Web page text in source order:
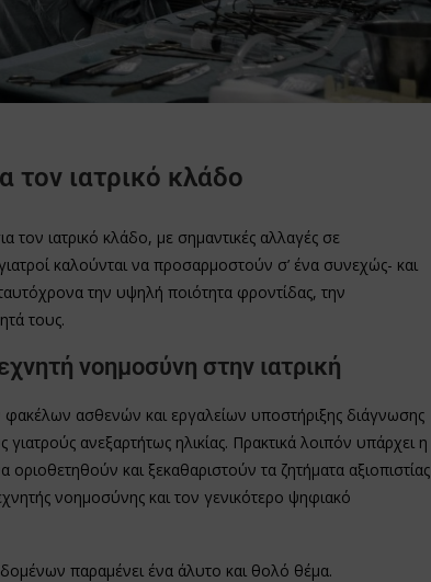
τον ιατρικό κλάδο
τον ιατρικό κλάδο, με σημαντικές αλλαγές σε
καλούνται να προσαρμοστούν σ’ ένα συνεχώς- και
την υψηλή ποιότητα φροντίδας, την
τους.
νοημοσύνη στην ιατρική
ασθενών και εργαλείων υποστήριξης διάγνωσης
ανεξαρτήτως ηλικίας. Πρακτικά λοιπόν υπάρχει η
και ξεκαθαριστούν τα ζητήματα αξιοπιστίας
νοημοσύνης και τον γενικότερο ψηφιακό
παραμένει ένα άλυτο και θολό θέμα.